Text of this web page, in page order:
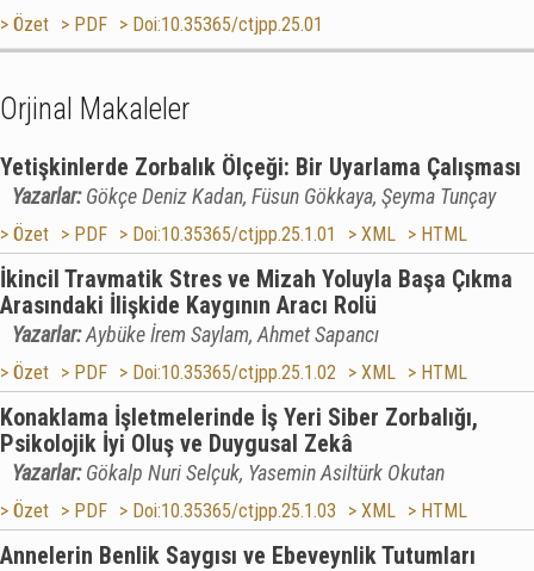
> Özet > PDF > Doi:10.35365/ctjpp.25.01
Orjinal Makaleler
Yetişkinlerde Zorbalık Ölçeği: Bir Uyarlama Çalışması
Yazarlar:Gökçe Deniz Kadan, Füsun Gökkaya, Şeyma Tunçay
> Özet > PDF > Doi:10.35365/ctjpp.25.1.01 > XML > HTML
İkincil Travmatik Stres ve Mizah Yoluyla Başa Çıkma
Arasındaki İlişkide Kaygının Aracı Rolü
Yazarlar:Aybüke İrem Saylam, Ahmet Sapancı
> Özet > PDF > Doi:10.35365/ctjpp.25.1.02 > XML > HTML
Konaklama İşletmelerinde İş Yeri Siber Zorbalığı,
Psikolojik İyi Oluş ve Duygusal Zekâ
Yazarlar:Gökalp Nuri Selçuk, Yasemin Asiltürk Okutan
> Özet > PDF > Doi:10.35365/ctjpp.25.1.03 > XML > HTML
Annelerin Benlik Saygısı ve Ebeveynlik Tutumları